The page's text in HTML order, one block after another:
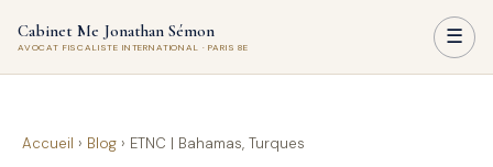
Cabinet Me Jonathan Sémon
AVOCAT FISCALISTE INTERNATIONAL · PARIS 8E ☰
Accueil › Blog › ETNC | Bahamas, Turques